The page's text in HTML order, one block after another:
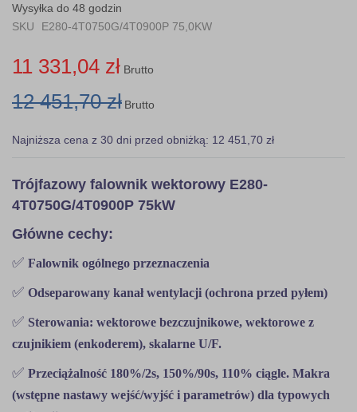
gallery
Wysyłka do 48 godzin
SKU
E280-4T0750G/4T0900P 75,0KW
11 331,04 zł Brutto
12 451,70 zł Brutto
Najniższa cena z 30 dni przed obniżką: 12 451,70 zł
Trójfazowy falownik wektorowy E280-
4T0750G/4T0900P 75kW
Główne cechy:
✅ Falownik ogólnego przeznaczenia
✅ Odseparowany kanał wentylacji (ochrona przed pyłem)
✅ Sterowania: wektorowe bezczujnikowe, wektorowe z
czujnikiem (enkoderem), skalarne U/F.
✅ Przeciążalność 180%/2s, 150%/90s, 110% ciągle. Makra
(wstępne nastawy wejść/wyjść i parametrów) dla typowych